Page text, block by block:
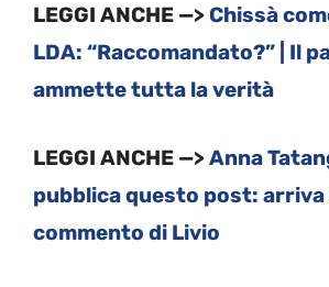
LEGGI ANCHE —>Chissà
LDA: “Raccomandato?” | Il
ammette tutta la verità
LEGGI ANCHE —>Anna
pubblica questo post: arriva
commento di Livio